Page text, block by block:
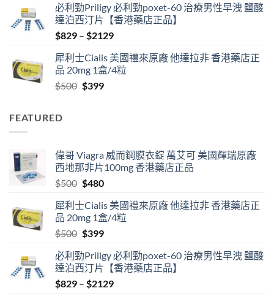
was:
$500.
is:
$480.
必利勁Priligy 必利勁poxet-60 治療男性早洩 鹽酸
達泊西汀片【香港藥店正品】
$829 – $2129Price
$829
through
犀利士Cialis 美國禮來原廠 他達拉非 香港藥店正
品 20mg 1盒/4粒
$500 Original
$399Current
FEATURED
偉哥 Viagra 威而鋼膜衣錠 萬艾可 美國輝瑞原廠
西地那非片100mg 香港藥店正品
$500 Original
was:
$500.
$480Current
is:
$480.
犀利士Cialis 美國禮來原廠 他達拉非 香港藥店正
品 20mg 1盒/4粒
$500 Original
was:
$500.
$399Current
is:
$399.
必利勁Priligy 必利勁poxet-60 治療男性早洩 鹽酸
達泊西汀片【香港藥店正品】
$829 – $2129Price